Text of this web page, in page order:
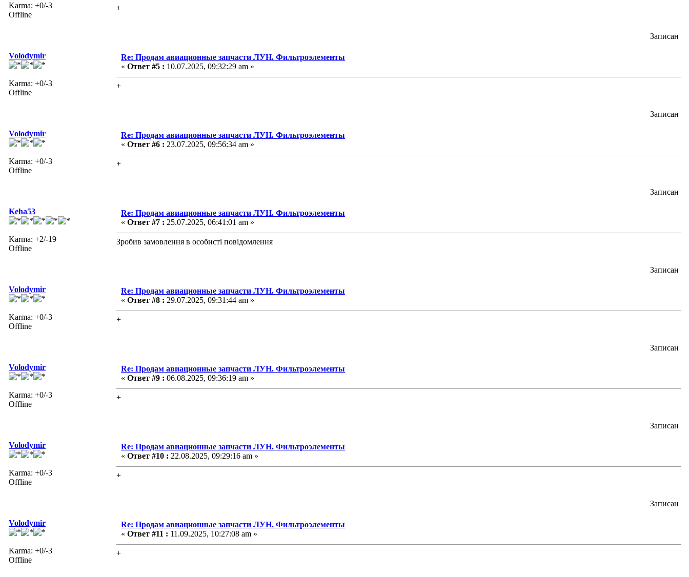
Karma: +0/-3
Offline
+
Записан
Volodymir
Karma: +0/-3
Offline
Re: Продам авиационные запчасти ЛУН. Фильтроэлементы
« Ответ #5 : 10.07.2025, 09:32:29 am »
+
Записан
Volodymir
Karma: +0/-3
Offline
Re: Продам авиационные запчасти ЛУН. Фильтроэлементы
« Ответ #6 : 23.07.2025, 09:56:34 am »
+
Записан
Keha53
Karma: +2/-19
Offline
Re: Продам авиационные запчасти ЛУН. Фильтроэлементы
« Ответ #7 : 25.07.2025, 06:41:01 am »
Зробив замовлення в особисті повідомлення
Записан
Volodymir
Karma: +0/-3
Offline
Re: Продам авиационные запчасти ЛУН. Фильтроэлементы
« Ответ #8 : 29.07.2025, 09:31:44 am »
+
Записан
Volodymir
Karma: +0/-3
Offline
Re: Продам авиационные запчасти ЛУН. Фильтроэлементы
« Ответ #9 : 06.08.2025, 09:36:19 am »
+
Записан
Volodymir
Karma: +0/-3
Offline
Re: Продам авиационные запчасти ЛУН. Фильтроэлементы
« Ответ #10 : 22.08.2025, 09:29:16 am »
+
Записан
Volodymir
Karma: +0/-3
Offline
Re: Продам авиационные запчасти ЛУН. Фильтроэлементы
« Ответ #11 : 11.09.2025, 10:27:08 am »
+